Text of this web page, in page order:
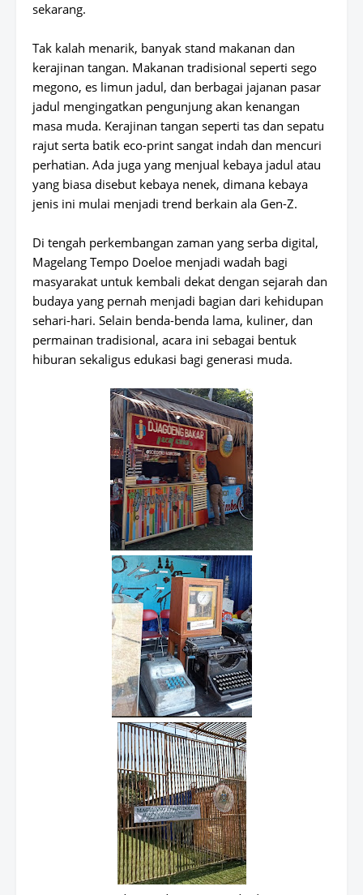
sekarang.
Tak kalah menarik, banyak stand makanan dan
kerajinan tangan. Makanan tradisional seperti sego
megono, es limun jadul, dan berbagai jajanan pasar
jadul mengingatkan pengunjung akan kenangan
masa muda. Kerajinan tangan seperti tas dan sepatu
rajut serta batik eco-print sangat indah dan mencuri
perhatian. Ada juga yang menjual kebaya jadul atau
yang biasa disebut kebaya nenek, dimana kebaya
jenis ini mulai menjadi trend berkain ala Gen-Z.
Di tengah perkembangan zaman yang serba digital,
Magelang Tempo Doeloe menjadi wadah bagi
masyarakat untuk kembali dekat dengan sejarah dan
budaya yang pernah menjadi bagian dari kehidupan
sehari-hari. Selain benda-benda lama, kuliner, dan
permainan tradisional, acara ini sebagai bentuk
hiburan sekaligus edukasi bagi generasi muda.